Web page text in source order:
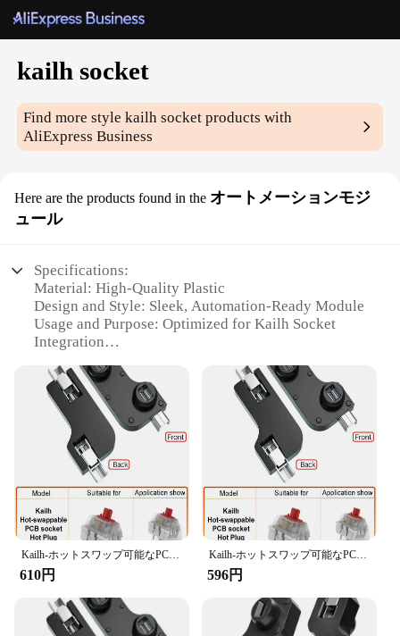
kailh socket
Find more stylekailh socket products with
AliExpress Business
Here are the products found in the オートメーションモジ
ュール
Specifications:
Material: High-Quality Plastic
Design and Style: Sleek, Automation-Ready Module
Usage and Purpose: Optimized for Kailh Socket
Integration
Shape or Size: Compact and Easy to Install
Quantity: Available in Sets for Efficient Upgrades
Features:
**Advanced Automation Compatibility**
The kailh socket module is an essential component
for those looking to enhance their automation
systems. Designed to seamlessly integrate with
Kailh sockets, this module offers a robust and
reliable solution for various applications. Whether
you're upgrading your home automation system or
building a custom project, this module ensures
setup.
Kailh-ホットスワップ可能なPCBソケット,110または70個,Cherry MXスイッチ用,メカニカルキーボード,DIYコネクタ
610円
Kailh-ホットスワップ可能なPCBソケット,70個,cpg151101s11,メカニカルキーボード,軸,DIYコネクタ用
596円